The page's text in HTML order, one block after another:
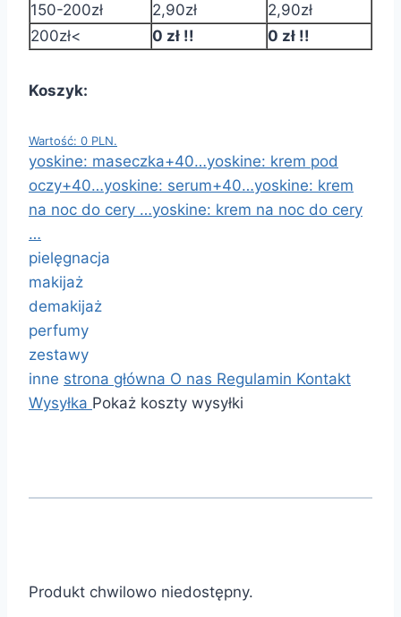
150-200zł
2,90zł
2,90zł
200zł<
0 zł !! 0 zł !!
Koszyk:
Wartość: 0 PLN.
yoskine: maseczka+40…yoskine: krem pod
oczy+40…yoskine: serum+40…yoskine: krem
na noc do cery …yoskine: krem na noc do cery
…
pielęgnacja
makijaż
demakijaż
perfumy
zestawy
inne strona główna O nas Regulamin Kontakt
Wysyłka Pokaż koszty wysyłki
Produkt chwilowo niedostępny.